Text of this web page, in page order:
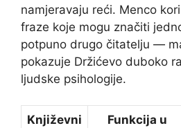
namjeravaju reći. Menco
fraze koje mogu značiti
potpuno drugo čitatelju —
pokazuje Držićevo duboko
ljudske psihologije.
Književni
Funkcija u